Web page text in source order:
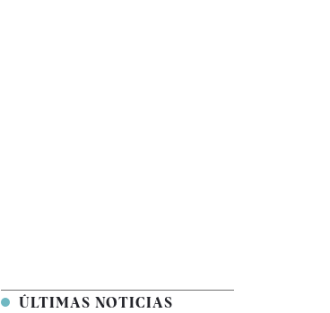
ÚLTIMAS NOTICIAS